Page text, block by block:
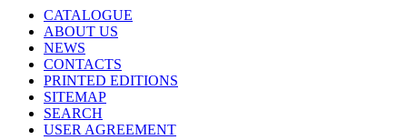
CATALOGUE
ABOUT US
NEWS
CONTACTS
PRINTED EDITIONS
SITEMAP
SEARCH
USER AGREEMENT